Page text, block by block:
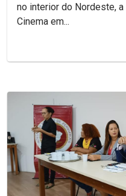
no interior do Nordeste,
Cinema em...